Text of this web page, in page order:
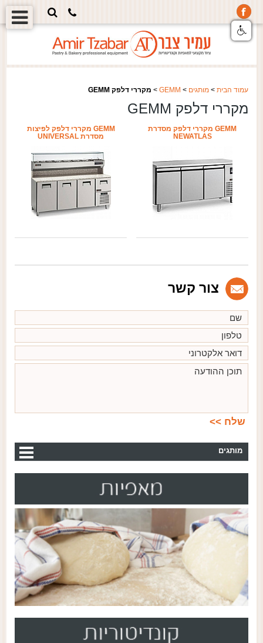
עמוד הבית> מותגים >
GEMM
> מקררי דלפק GEMM
מקררי דלפק GEMM
GEMM מקררי דלפק מסדרת
NEWATLAS
GEMM מקררי דלפק לפיצות
מסדרת UNIVERSAL
צור קשר
מותגים